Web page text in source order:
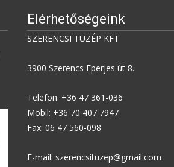
Elérhetőségeink
SZERENCSI TÜZÉP KFT
3900 Szerencs Eperjes út 8.
Telefon: +36 47 361-036
Mobil: +36 70 407 7947
Fax: 06 47 560-098
E-mail: szerencsituzep@gmail.com